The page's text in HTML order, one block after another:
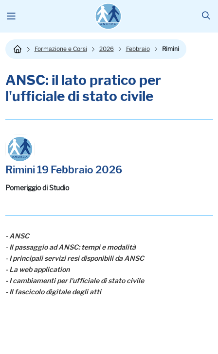
Formazione e Corsi 2026 Febbraio Rimini
ANSC: il lato pratico per
l'ufficiale di stato civile
Rimini 19 Febbraio 2026
Pomeriggio di Studio
- ANSC
- Il passaggio ad ANSC: tempi e modalità
- I principali servizi resi disponibili da ANSC
- La web application
- I cambiamenti per l'ufficiale di stato civile
- Il fascicolo digitale degli atti